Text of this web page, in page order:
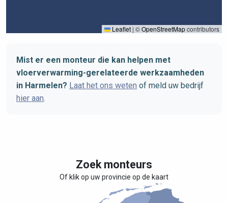
Leaflet | ©OpenStreetMapcontributors
Mist er een monteur die kan helpen met
vloerverwarming-gerelateerde werkzaamheden
in Harmelen? Laat het ons weten of meld uw bedrijf
hier aan.
Zoek monteurs
Of klik op uw provincie op de kaart